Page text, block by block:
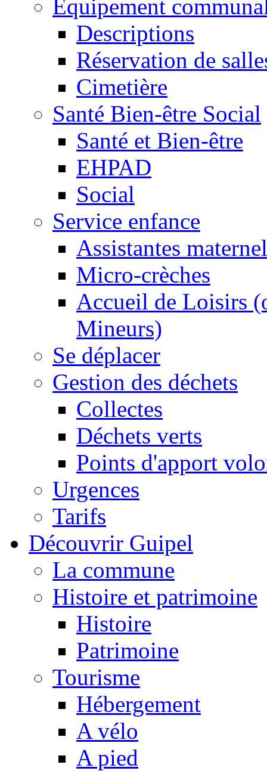
Equipement
Descriptions
Réservation de
Cimetière
Santé Bien-être Social
Santé et Bien-être
EHPAD
Social
Service enfance
Assistantes
Micro-crèches
Accueil de Loisirs
Mineurs)
Se déplacer
Gestion des déchets
Collectes
Déchets verts
Points d'apport
Urgences
Tarifs
Découvrir Guipel
La commune
Histoire et patrimoine
Histoire
Patrimoine
Tourisme
Hébergement
A vélo
A pied